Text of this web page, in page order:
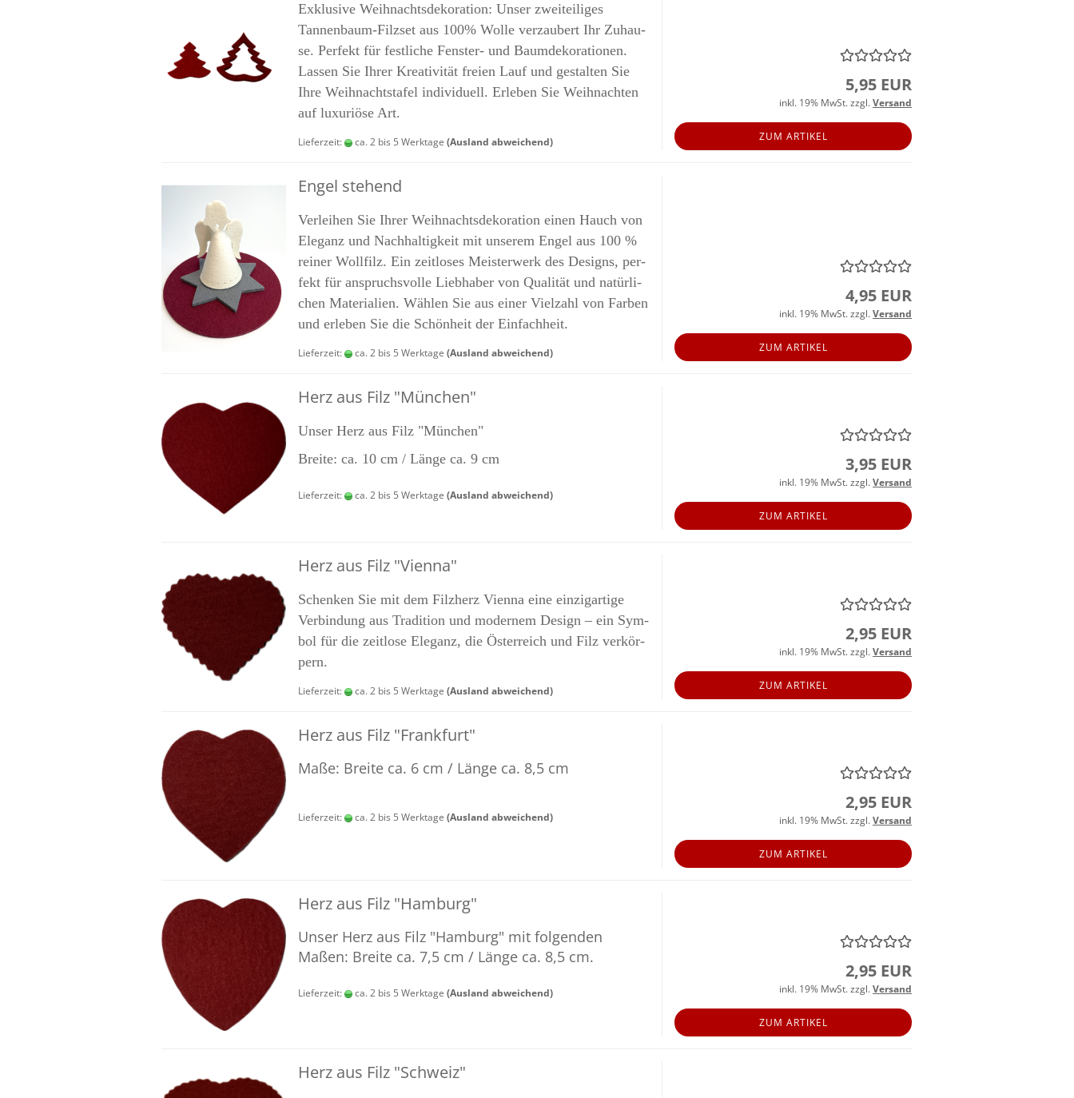
Ex­klu­si­ve Weih­nachts­de­ko­ra­ti­on: Unser zwei­tei­li­ges
Tannenbaum-​Filzset aus 100% Wolle ver­zau­bert Ihr Zu­hau­
se. Per­fekt für fest­li­che Fenster-​ und Baum­de­ko­ra­tio­nen.
Las­sen Sie Ihrer Krea­ti­vi­tät frei­en Lauf und ge­stal­ten Sie
Ihre Weih­nachts­ta­fel in­di­vi­du­ell. Er­le­ben Sie Weih­nach­ten
auf lu­xu­riö­se Art.
Lieferzeit: ca. 2 bis 5 Werktage (Ausland abweichend)
5,95 EUR
inkl. 19% MwSt. zzgl.Versand
ZUM ARTIKEL
Engel ste­hend
Ver­lei­hen Sie Ihrer Weih­nachts­de­ko­ra­ti­on einen Hauch von
Ele­ganz und Nach­hal­tig­keit mit un­se­rem Engel aus 100 %
rei­ner Woll­filz. Ein zeit­lo­ses Meis­ter­werk des De­signs, per­
fekt für an­spruchs­vol­le Lieb­ha­ber von Qua­li­tät und na­tür­li­
chen Ma­te­ria­li­en. Wäh­len Sie aus einer Viel­zahl von Far­ben
und er­le­ben Sie die Schön­heit der Ein­fach­heit.
Lieferzeit: ca. 2 bis 5 Werktage (Ausland abweichend)
4,95 EUR
inkl. 19% MwSt. zzgl.Versand
ZUM ARTIKEL
Herz aus Filz "Mün­chen"
Unser Herz aus Filz "Mün­chen"
Brei­te: ca. 10 cm / Länge ca. 9 cm
Lieferzeit: ca. 2 bis 5 Werktage (Ausland abweichend)
3,95 EUR
inkl. 19% MwSt. zzgl.Versand
ZUM ARTIKEL
Herz aus Filz "Vi­en­na"
Schen­ken Sie mit dem Filz­herz Vi­en­na eine ein­zig­ar­ti­ge
Ver­bin­dung aus Tra­di­ti­on und mo­der­nem De­sign – ein Sym­
bol für die zeit­lo­se Ele­ganz, die Ös­ter­reich und Filz ver­kör­
pern.
Lieferzeit: ca. 2 bis 5 Werktage (Ausland abweichend)
2,95 EUR
inkl. 19% MwSt. zzgl.Versand
ZUM ARTIKEL
Herz aus Filz "Frank­furt"
Maße: Brei­te ca. 6 cm / Länge ca. 8,5 cm
Lieferzeit: ca. 2 bis 5 Werktage (Ausland abweichend)
2,95 EUR
inkl. 19% MwSt. zzgl.Versand
ZUM ARTIKEL
Herz aus Filz "Ham­burg"
Unser Herz aus Filz "Ham­burg" mit fol­gen­den
Maßen: Brei­te ca. 7,5 cm / Länge ca. 8,5 cm.
Lieferzeit: ca. 2 bis 5 Werktage (Ausland abweichend)
2,95 EUR
inkl. 19% MwSt. zzgl.Versand
ZUM ARTIKEL
Herz aus Filz "Schweiz"